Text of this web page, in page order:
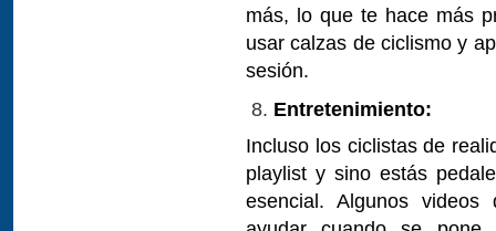
más, lo que te hace más
usar calzas de ciclismo y
sesión.
Entretenimiento:
Incluso los ciclistas de
playlist y sino estás
esencial. Algunos videos